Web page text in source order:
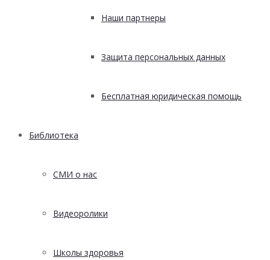
Наши партнеры
Защита персональных данных
Бесплатная юридическая помощь
Библиотека
СМИ о нас
Видеоролики
Школы здоровья